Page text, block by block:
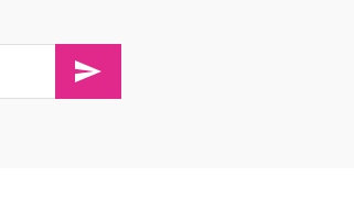
iletişim kurabileceğininiz